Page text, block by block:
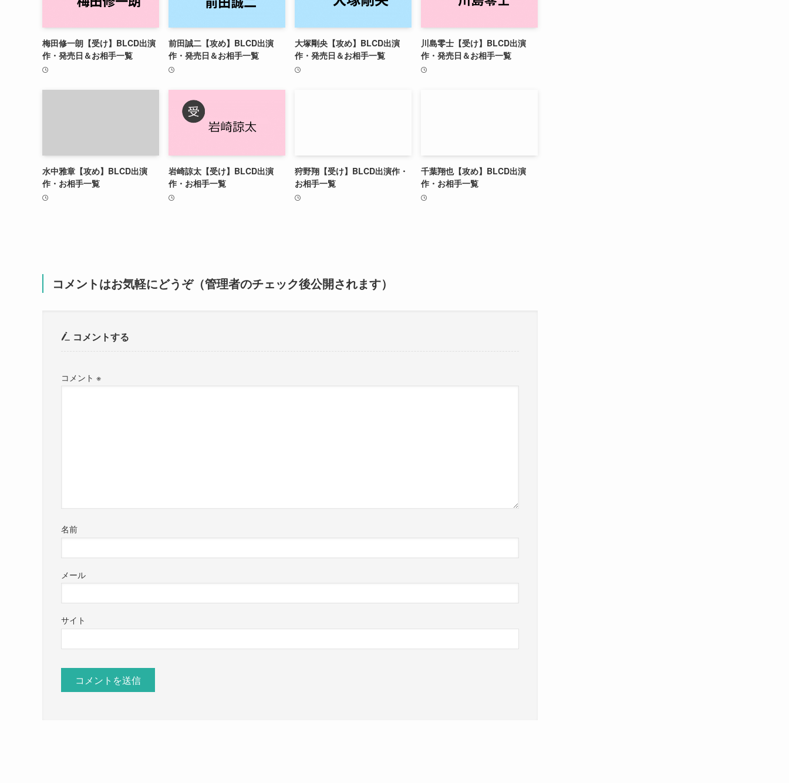
梅田修一朗【受け】BLCD出演
作・発売日＆お相手一覧
前田誠二【攻め】BLCD出演
作・発売日＆お相手一覧
大塚剛央【攻め】BLCD出演
作・発売日＆お相手一覧
川島零士【受け】BLCD出演
作・発売日＆お相手一覧
水中雅章【攻め】BLCD出演
作・お相手一覧
岩崎諒太【受け】BLCD出演
作・お相手一覧
狩野翔【受け】BLCD出演作・
お相手一覧
千葉翔也【攻め】BLCD出演
作・お相手一覧
コメントはお気軽にどうぞ（管理者のチェック後公開されます）
コメントする
コメント ※
名前
メール
サイト